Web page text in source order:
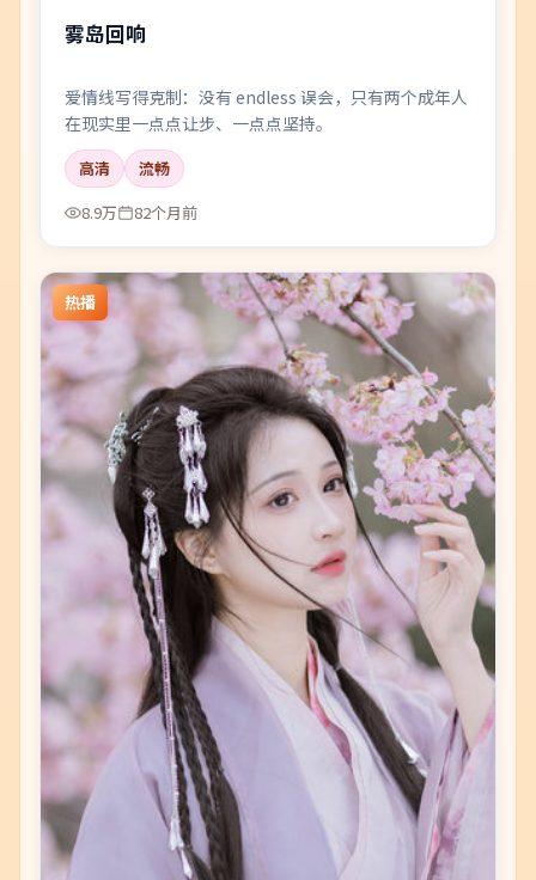
雾岛回响
爱情线写得克制：没有 endless 误会，只有两个成年人
在现实里一点点让步、一点点坚持。
高清
流畅
8.9万
82个月前
热播